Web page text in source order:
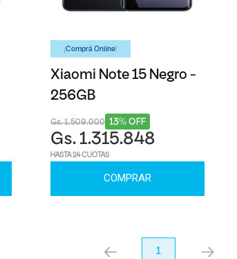
¡Comprá Online!
Xiaomi Note 15 Negro -
256GB
13% OFF
Gs. 1.509.000
Gs. 1.315.848
HASTA 24 CUOTAS
COMPRAR
anterior 1 próximo